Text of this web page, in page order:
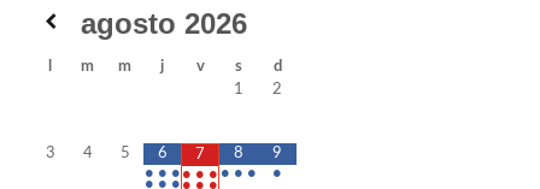
agosto 2026
m m j v s
d
1
2
3 4 5
6
• • •
• • •
7
• • •
8
• • •
9
•